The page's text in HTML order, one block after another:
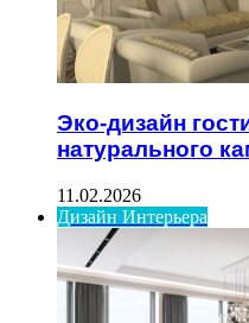
Эко-дизайн
натурального
11.02.2026
Дизайн Интерьера